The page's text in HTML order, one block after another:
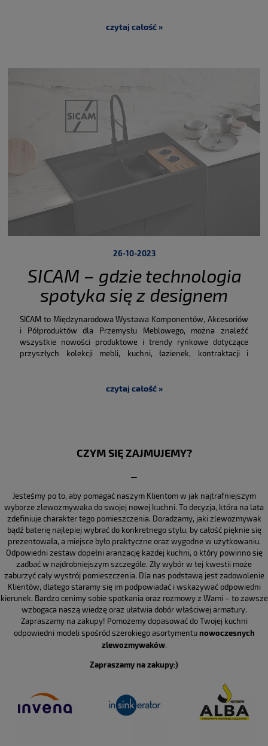
spowodowane przez kamień.czytaj całość »
SICAM – gdzie technologia
spotyka się z designem
26-10-2023
SICAM to Międzynarodowa Wystawa Komponentów, Akcesoriów
i Półproduktów dla Przemysłu Meblowego, można znaleźć
wszystkie nowości produktowe i trendy rynkowe dotyczące
przyszłych kolekcji mebli, kuchni, łazienek, kontraktacji i
ważniejsze, ponieważ podstawą jest osobiste spotkanie z
czytaj całość »
CZYM SIĘ ZAJMUJEMY?
—
Jesteśmy po to, aby pomagać naszym Klientom w jak najtrafniejszym
wyborze zlewozmywaka do swojej nowej kuchni. To decyzja, która na lata
zdefiniuje charakter tego pomieszczenia. Doradzamy, jaki zlewozmywak
bądź baterię najlepiej wybrać do konkretnego stylu, by całość pięknie się
prezentowała, a miejsce było praktyczne oraz wygodne w użytkowaniu.
Odpowiedni zestaw dopełni aranżację każdej kuchni, o który powinno się
zadbać w najdrobniejszym szczególe. Zły wybór w tej kwestii może
zaburzyć cały wystrój pomieszczenia. Dla nas podstawą jest zadowolenie
Klientów, dlatego staramy się im podpowiadać i wskazywać odpowiedni
kierunek. Bardzo cenimy sobie spotkania oraz rozmowy z Wami – to zawsze
wzbogaca naszą wiedzę oraz ułatwia dobór właściwej armatury.
Zapraszamy na zakupy! Pomożemy dopasować do Twojej kuchni
odpowiedni modeli spośród szerokiego asortymentu nowoczesnych
zlewozmywaków.
Zapraszamy na zakupy:)